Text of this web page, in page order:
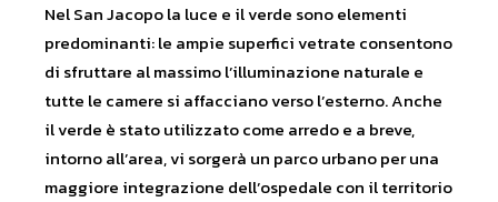
Nel San Jacopo la luce e il verde sono elementi
predominanti: le ampie superfici vetrate consentono
di sfruttare al massimo l’illuminazione naturale e
tutte le camere si affacciano verso l’esterno. Anche
il verde è stato utilizzato come arredo e a breve,
intorno all’area, vi sorgerà un parco urbano per una
maggiore integrazione dell’ospedale con il territorio